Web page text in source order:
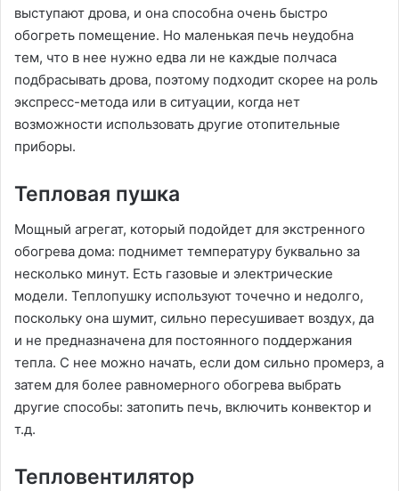
выступают дрова, и она способна очень быстро
обогреть помещение. Но маленькая печь неудобна
тем, что в нее нужно едва ли не каждые полчаса
подбрасывать дрова, поэтому подходит скорее на роль
экспресс-метода или в ситуации, когда нет
возможности использовать другие отопительные
приборы.
Тепловая пушка
Мощный агрегат, который подойдет для экстренного
обогрева дома: поднимет температуру буквально за
несколько минут. Есть газовые и электрические
модели. Теплопушку используют точечно и недолго,
поскольку она шумит, сильно пересушивает воздух, да
и не предназначена для постоянного поддержания
тепла. С нее можно начать, если дом сильно промерз, а
затем для более равномерного обогрева выбрать
другие способы: затопить печь, включить конвектор и
т.д.
Тепловентилятор